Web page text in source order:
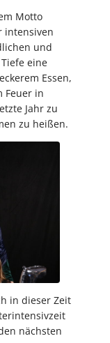
Motto
intensiven
und
eine
Essen,
Feuer in
Jahr zu
zu heißen.
in dieser Zeit
nächsten